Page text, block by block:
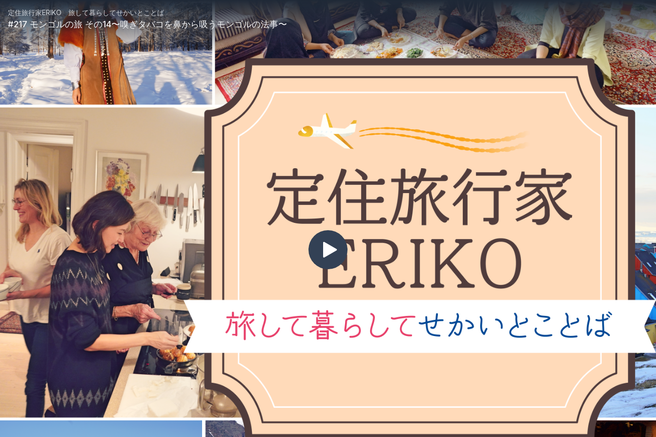
定住旅行家ERIKO 旅して暮らしてせかいとことば
#217 モンゴルの旅 その14〜嗅ぎタバコを鼻から吸うモンゴルの法事〜